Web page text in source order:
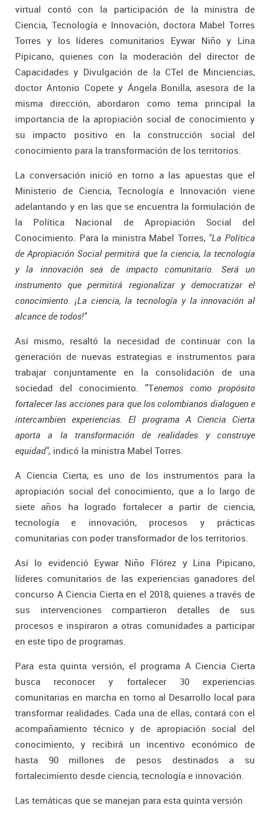
virtual contó con la participación de la ministra de
Ciencia, Tecnología e Innovación, doctora Mabel Torres
Torres y los líderes comunitarios Eywar Niño y Lina
Pipicano, quienes con la moderación del director de
Capacidades y Divulgación de la CTeI de Minciencias,
doctor Antonio Copete y Ángela Bonilla, asesora de la
misma dirección, abordaron como tema principal la
importancia de la apropiación social de conocimiento y
su impacto positivo en la construcción social del
conocimiento para la transformación de los territorios.
La conversación inició en torno a las apuestas que el
Ministerio de Ciencia, Tecnología e Innovación viene
adelantando y en las que se encuentra la formulación de
la Política Nacional de Apropiación Social del
Conocimiento. Para la ministra Mabel Torres, "La Política
de Apropiación Social permitirá que la ciencia, la tecnología
y la innovación sea de impacto comunitario. Será un
instrumento que permitirá regionalizar y democratizar el
conocimiento. ¡La ciencia, la tecnología y la innovación al
alcance de todos!"
Así mismo, resaltó la necesidad de continuar con la
generación de nuevas estrategias e instrumentos para
trabajar conjuntamente en la consolidación de una
sociedad del conocimiento. "Tenemos como propósito
fortalecer las acciones para que los colombianos dialoguen e
intercambien experiencias. El programa A Ciencia Cierta
aporta a la transformación de realidades y construye
equidad", indicó la ministra Mabel Torres.
A Ciencia Cierta, es uno de los instrumentos para la
apropiación social del conocimiento, que a lo largo de
siete años ha logrado fortalecer a partir de ciencia,
tecnología e innovación, procesos y prácticas
comunitarias con poder transformador de los territorios.
Así lo evidenció Eywar Niño Flórez y Lina Pipicano,
líderes comunitarios de las experiencias ganadores del
concurso A Ciencia Cierta en el 2018, quienes a través de
sus intervenciones compartieron detalles de sus
procesos e inspiraron a otras comunidades a participar
en este tipo de programas.
Para esta quinta versión, el programa A Ciencia Cierta
busca reconocer y fortalecer 30 experiencias
comunitarias en marcha en torno al Desarrollo local para
transformar realidades. Cada una de ellas, contará con el
acompañamiento técnico y de apropiación social del
conocimiento, y recibirá un incentivo económico de
hasta 90 millones de pesos destinados a su
fortalecimiento desde ciencia, tecnología e innovación.
Las temáticas que se manejan para esta quinta versión